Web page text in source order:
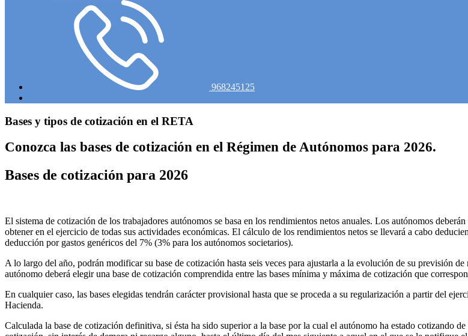
968245125
Bases y tipos de cotización en el RETA
Conozca las bases de cotización en el Régimen de Autónomos para 2026.
Bases de cotización para 2026
El sistema de cotización de los trabajadores autónomos se basa en los rendimientos netos anuales. Los autónomos
obtener en el ejercicio de todas sus actividades económicas. El cálculo de los rendimientos netos se llevará a cabo
deducción por gastos genéricos del 7% (3% para los autónomos societarios).
A lo largo del año, podrán modificar su base de cotización hasta seis veces para ajustarla a la evolución de su previsión
autónomo deberá elegir una base de cotización comprendida entre las bases mínima y máxima de cotización que
En cualquier caso, las bases elegidas tendrán carácter provisional hasta que se proceda a su regularización a partir del
Hacienda.
Calculada la base de cotización definitiva, si ésta ha sido superior a la base por la cual el autónomo ha estado cotizando